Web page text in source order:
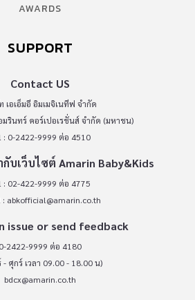
AWARDS
SUPPORT
Contact US
เอเอ็มอี อิมเมจิเนทีฟ จำกัด
มรินทร์ คอร์เปอเรชั่นส์ จำกัด (มหาชน)
: 0-2422-9999 ต่อ 4510
บเว็บไซต์ Amarin Baby&Kids
: 02-422-9999 ต่อ 4775
: abkofficial@amarin.co.th
issue or send feedback
0-2422-9999 ต่อ 4180
- ศุกร์ เวลา 09.00 - 18.00 น)
bdcx@amarin.co.th